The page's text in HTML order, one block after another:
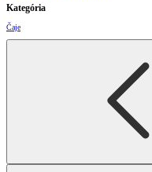
Kategória
Čaje